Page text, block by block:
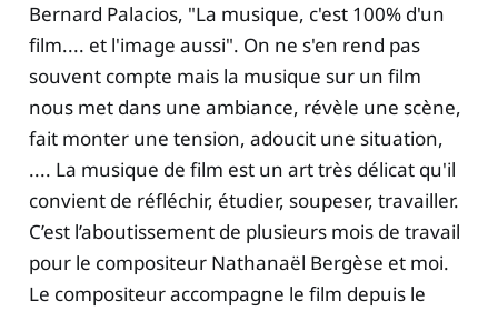
Bernard Palacios, "La musique, c'est 100% d'un
film.... et l'image aussi". On ne s'en rend pas
souvent compte mais la musique sur un film
nous met dans une ambiance, révèle une scène,
fait monter une tension, adoucit une situation,
.... La musique de film est un art très délicat qu'il
convient de réfléchir, étudier, soupeser, travailler.
C’est l’aboutissement de plusieurs mois de travail
pour le compositeur Nathanaël Bergèse et moi.
Le compositeur accompagne le film depuis le